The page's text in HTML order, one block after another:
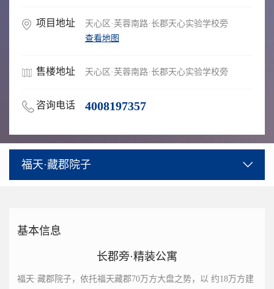
项目地址
天心区·芙蓉南路·长郡天心实验学校旁
查看地图
售楼地址 天心区·芙蓉南路·长郡天心实验学校旁
咨询电话 4008197357
福天·藏郡院子
基本信息
长郡旁·精装公寓
福天·藏郡院子，依托福天藏郡70万方大盘之势，以 约18万方建